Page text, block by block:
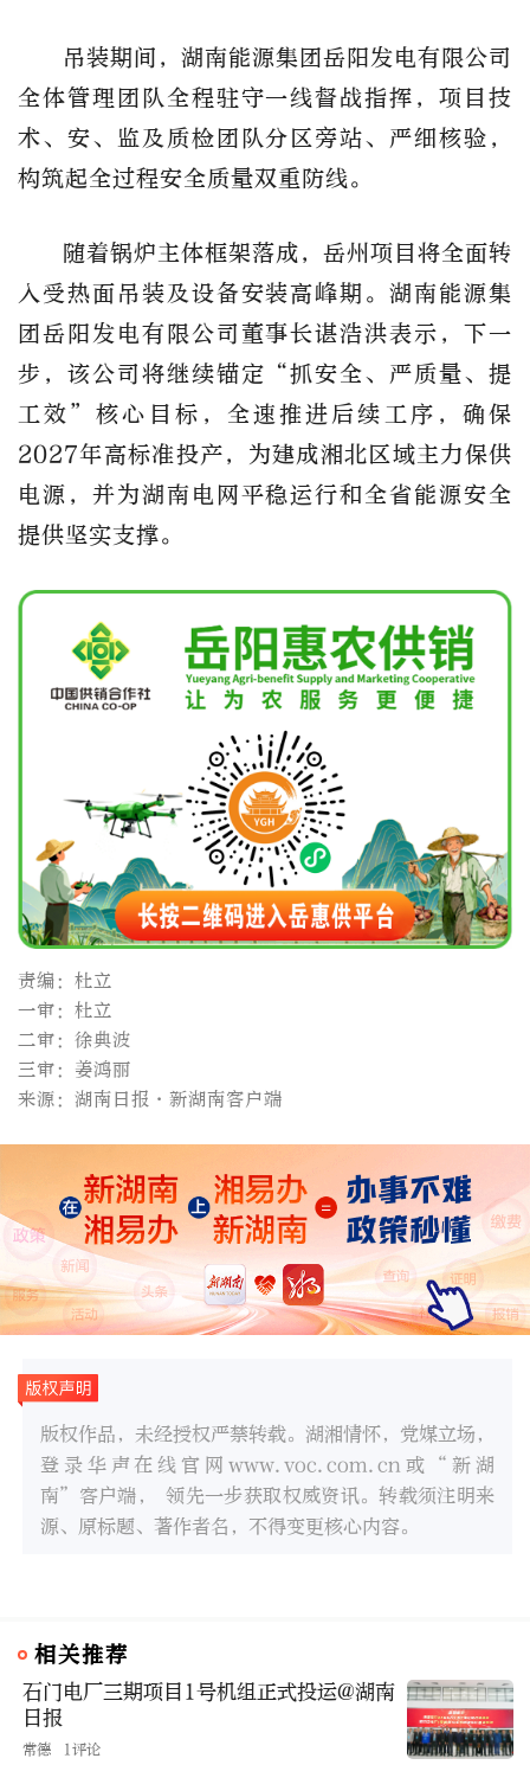
吊装期间，湖南能源集团岳阳发电有限公司
全体管理团队全程驻守一线督战指挥，项目技
术、安、监及质检团队分区旁站、严细核验，
构筑起全过程安全质量双重防线。
随着锅炉主体框架落成，岳州项目将全面转
入受热面吊装及设备安装高峰期。湖南能源集
团岳阳发电有限公司董事长谌浩洪表示，下一
步，该公司将继续锚定“抓安全、严质量、提
工效”核心目标，全速推进后续工序，确保
2027年高标准投产，为建成湘北区域主力保供
电源，并为湖南电网平稳运行和全省能源安全
提供坚实支撑。
责编：杜立
一审：杜立
二审：徐典波
三审：姜鸿丽
来源：湖南日报·新湖南客户端
版权作品，未经授权严禁转载。湖湘情怀，党媒立场，
登录华声在线官网www.voc.com.cn或“新湖
南”客户端， 领先一步获取权威资讯。转载须注明来
源、原标题、著作者名，不得变更核心内容。
相关推荐
石门电厂三期项目1号机组正式投运@湖南
日报
常德 1评论